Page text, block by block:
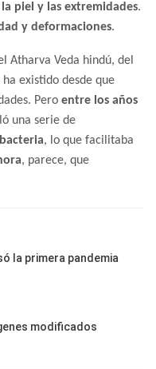
piel y las extremidades.
y deformaciones.
Atharva Veda hindú, del
existido desde que
Pero entre los años
una serie de
, lo que facilitaba
, parece, que
la primera pandemia
modificados